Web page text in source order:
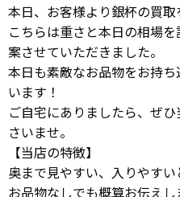
本日、お客様より銀杯の買取
こちらは重さと本日の相場
案させていただきました。
本日も素敵なお品物をお持
います！
ご自宅にありましたら、ぜ
さいませ。
【当店の特徴】
奥まで見やすい、入りやすい
お品物なしでも概算お伝え